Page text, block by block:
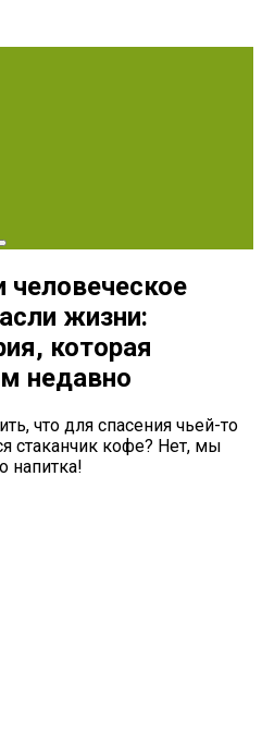
человеческое
жизни:
которая
недавно
что для спасения чьей-то
стаканчик кофе? Нет, мы
напитка!